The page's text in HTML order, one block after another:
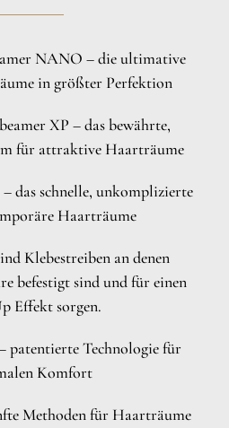
NANO – die ultimative
in größter Perfektion
XP – das bewährte,
für attraktive Haarträume
das schnelle, unkomplizierte
Haarträume
Klebestreiben an denen
befestigt sind und für einen
Effekt sorgen.
patentierte Technologie für
Komfort
Methoden für Haarträume